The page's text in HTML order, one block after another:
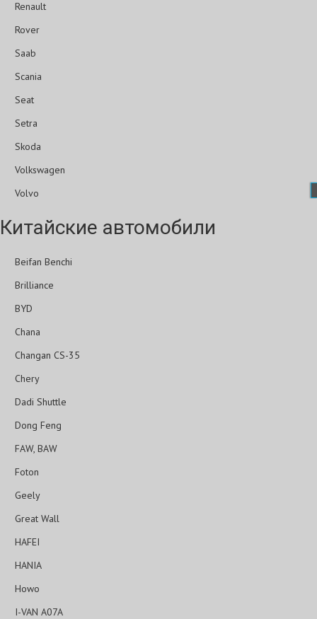
Renault
Rover
Saab
Scania
Seat
Setra
Skoda
Volkswagen
Volvo
Китайские автомобили
Beifan Benchi
Brilliance
BYD
Chana
Changan CS-35
Chery
Dadi Shuttle
Dong Feng
FAW, BAW
Foton
Geely
Great Wall
HAFEI
HANIA
Howo
I-VAN A07A